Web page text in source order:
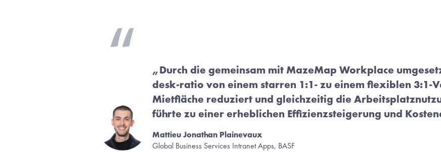
„Durch die gemeinsam mit MazeMap Workplace
desk-ratio von einem starren 1:1- zu einem flexiblen 3:1-
Mietfläche reduziert und gleichzeitig die
führte zu einer erheblichen Effizienzsteigerung und
Mattieu Jonathan Plainevaux
Global Business Services Intranet Apps, BASF